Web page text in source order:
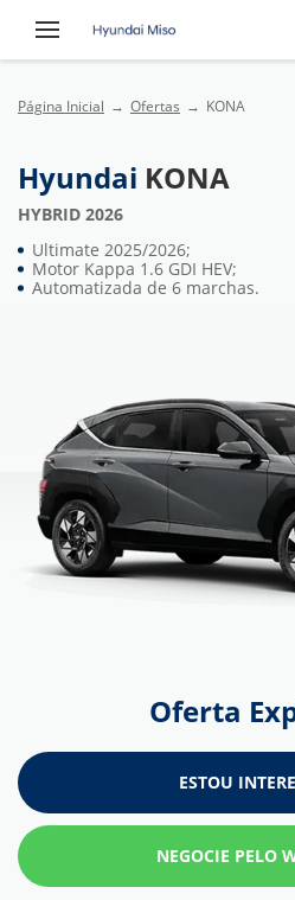
Página Inicial Ofertas KONA
Hyundai KONA
HYBRID 2026
Ultimate 2025/2026;
Motor Kappa 1.6 GDI HEV;
Automatizada de 6 marchas.
Oferta
ESTOU
NEGOCIE PELO